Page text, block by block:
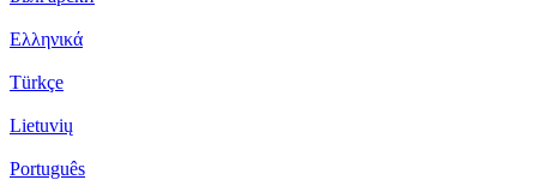
Ελληνικά
Türkçe
Lietuvių
Português